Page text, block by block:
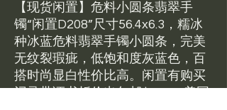
【现货闲置】危料小圆条翡翠手
镯“闲置D208”尺寸56.4x6.3，糯冰
种冰蓝危料翡翠手镯小圆条，完美
无纹裂瑕疵，低饱和度灰蓝色，百
搭时尚显白性价比高。闲置有购买
记录带证书折价出包邮$449。美国